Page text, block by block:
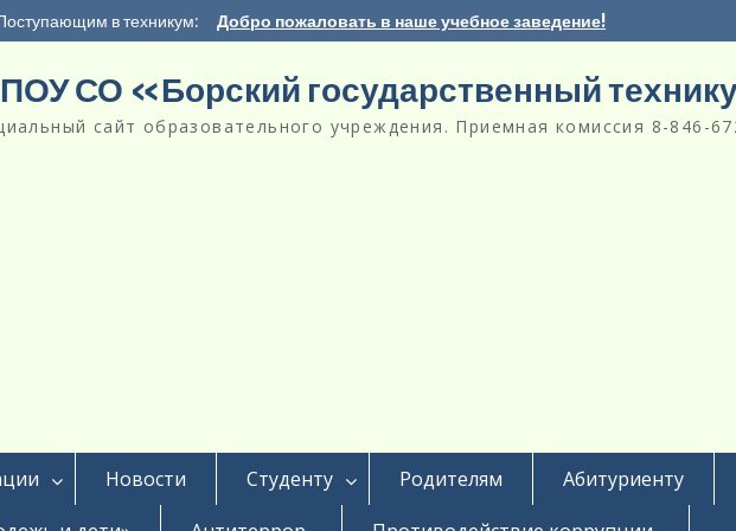
в техникум: Добро пожаловать в наше учебное заведение!
СО «Борский государственный
сайт образовательного учреждения. Приемная комиссия 8-846-
Новости Студенту Родителям Абитуриенту